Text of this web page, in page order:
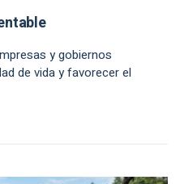
y gobiernos
de vida y favorecer el